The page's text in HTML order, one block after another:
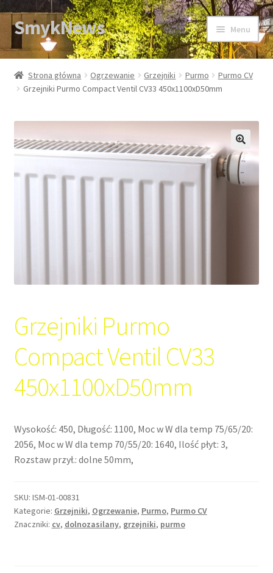
Przejdź
do
nawigacji
Przejdź
do
treści
SmykNews Menu
Strona główna
Strona główna Ogrzewanie Grzejniki Purmo
Purmo CV
Grzejniki Purmo Compact Ventil CV33 450x1100xD50mm
Grzejniki Purmo
Compact Ventil CV33
450x1100xD50mm
Wysokość: 450, Długość: 1100, Moc w W dla temp 75/65/20:
2056, Moc w W dla temp 70/55/20: 1640, Ilość płyt: 3,
Rozstaw przył.: dolne 50mm,
SKU: ISM-01-00831
Kategorie: Grzejniki, Ogrzewanie, Purmo, Purmo CV
Znaczniki: cv, dolnozasilany, grzejniki, purmo